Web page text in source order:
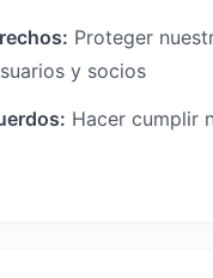
Proteger
y socios
Hacer cumplir